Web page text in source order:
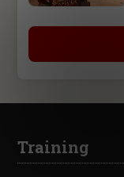
Training